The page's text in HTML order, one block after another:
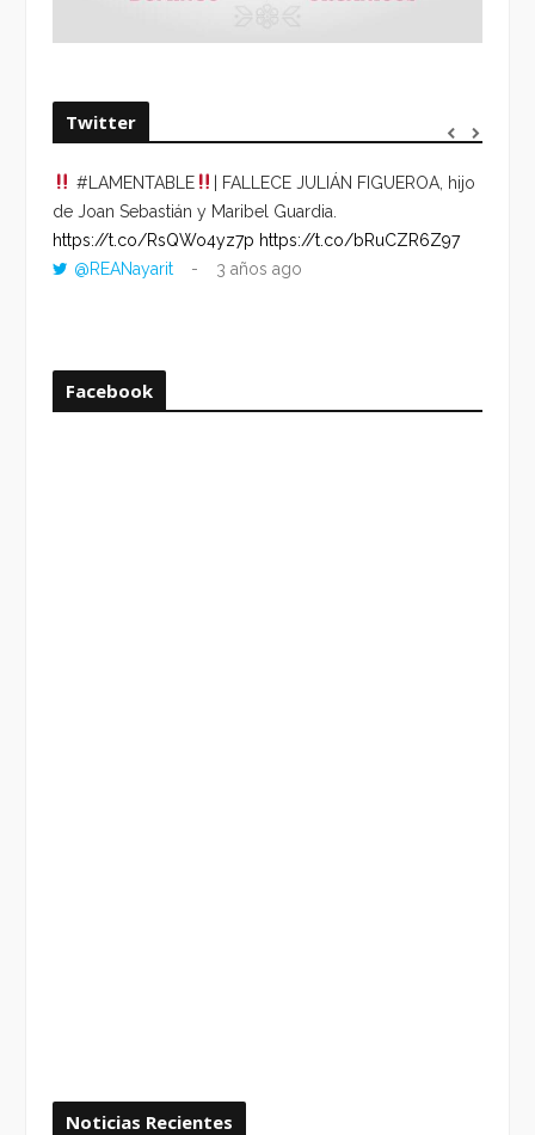
Twitter
#LAMENTABLE
| FALLECE JULIÁN FIGUEROA, hijo
de Joan Sebastián y Maribel Guardia.
https://t.co/RsQWo4yz7p https://t.co/bRuCZR6Z97
@REANayarit
3 años ago
Facebook
Noticias Recientes